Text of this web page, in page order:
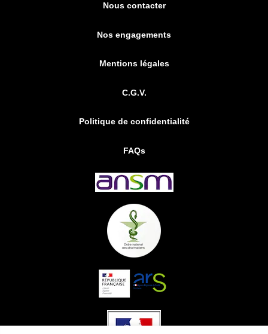
Nous contacter
Nos engagements
Mentions légales
C.G.V.
Politique de confidentialité
FAQs